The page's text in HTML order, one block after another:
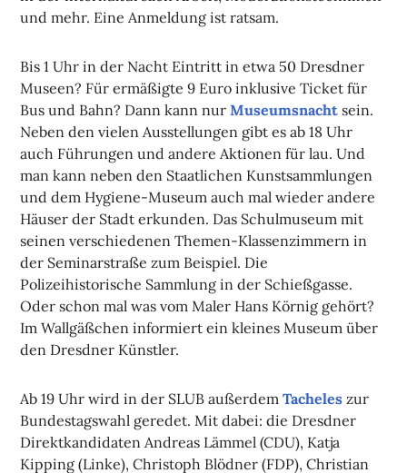
und mehr. Eine Anmeldung ist ratsam.
Bis 1 Uhr in der Nacht Eintritt in etwa 50 Dresdner
Museen? Für ermäßigte 9 Euro inklusive Ticket für
Bus und Bahn? Dann kann nurMuseumsnacht sein.
Neben den vielen Ausstellungen gibt es ab 18 Uhr
auch Führungen und andere Aktionen für lau. Und
man kann neben den Staatlichen Kunstsammlungen
und dem Hygiene-Museum auch mal wieder andere
Häuser der Stadt erkunden. Das Schulmuseum mit
seinen verschiedenen Themen-Klassenzimmern in
der Seminarstraße zum Beispiel. Die
Polizeihistorische Sammlung in der Schießgasse.
Oder schon mal was vom Maler Hans Körnig gehört?
Im Wallgäßchen informiert ein kleines Museum über
den Dresdner Künstler.
Ab 19 Uhr wird in der SLUB außerdemTacheles zur
Bundestagswahl geredet. Mit dabei: die Dresdner
Direktkandidaten Andreas Lämmel (CDU), Katja
Kipping (Linke), Christoph Blödner (FDP), Christian